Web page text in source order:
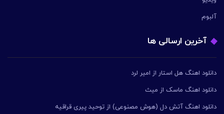
آلبوم
آخرین ارسالی ها
دانلود اهنگ هل استار از امیر لرد
دانلود اهنگ ماسک از میث
دانلود اهنگ آتش دل (هوش مصنوعی) از توحید پیری قراقیه